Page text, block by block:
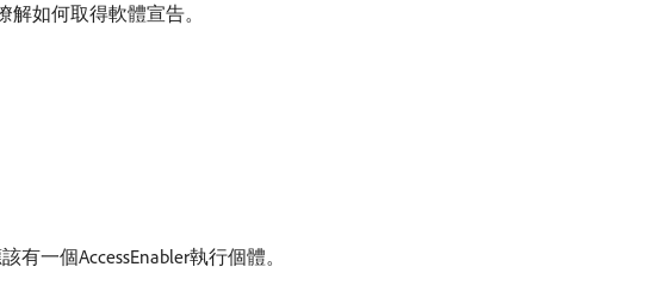
如何取得軟體宣告。
一個AccessEnabler執行個體。